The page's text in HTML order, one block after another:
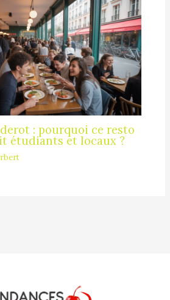
: pourquoi ce resto
étudiants et locaux ?